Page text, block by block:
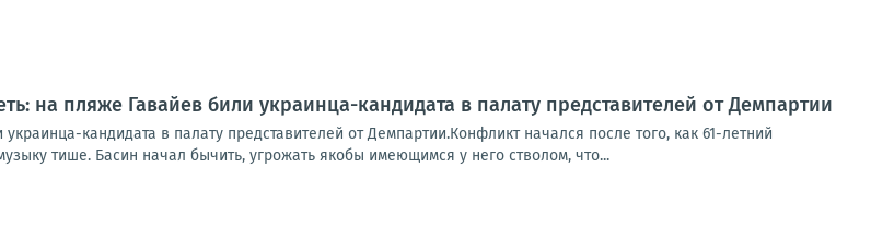
на пляже Гавайев били украинца-кандидата в палату представителей от Демпартии
кандидата в палату представителей от Демпартии.Конфликт начался после того, как 61-летний
тише. Басин начал бычить, угрожать якобы имеющимся у него стволом, что...